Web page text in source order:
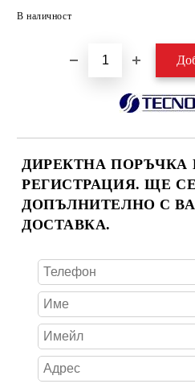
В наличност
ДИРЕКТНА ПОРЪЧКА
РЕГИСТРАЦИЯ. ЩЕ
ДОПЪЛНИТЕЛНО С
ДОСТАВКА.